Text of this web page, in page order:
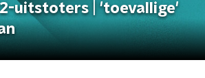
uitstoters | 'toevallige'